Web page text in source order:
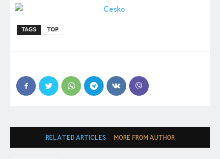
TAGS TOP
RELATED ARTICLES MORE FROM AUTHOR